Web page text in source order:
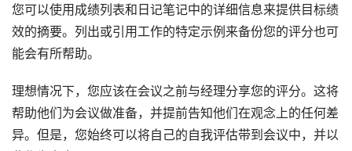
您可以使用成绩列表和日记笔记中的详细信息来提供目标绩
效的摘要。列出或引用工作的特定示例来备份您的评分也可
能会有所帮助。
理想情况下，您应该在会议之前与经理分享您的评分。这将
帮助他们为会议做准备，并提前告知他们在观念上的任何差
异。但是，您始终可以将自己的自我评估带到会议中，并以